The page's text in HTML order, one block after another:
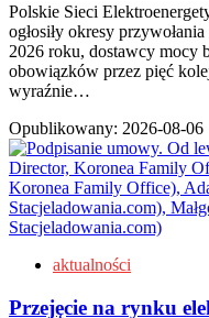
Polskie Sieci
ogłosiły okresy
2026 roku, dostawcy mocy
obowiązków przez pięć
wyraźnie…
Opublikowany: 2026-08-06
aktualności
Przejęcie na rynku